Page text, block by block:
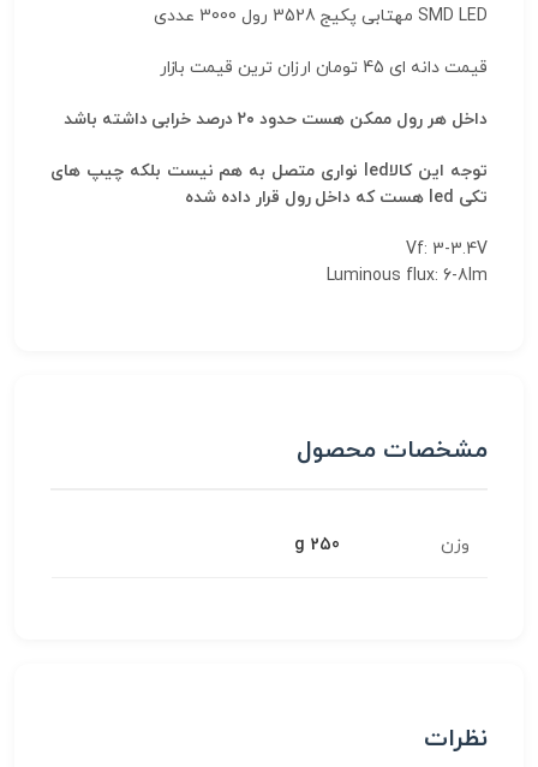
SMD LED مهتابی پکیج 3528 رول 3000 عددی
قیمت دانه ای 45 تومان ارزان ترین قیمت بازار
داخل هر رول ممکن هست حدود ۲۰ درصد خرابی داشته باشد
توجه این کالاled نواری متصل به هم نیست بلکه چیپ های
تکی led هست که داخل رول قرار داده شده
Vf: 3-3.4V
Luminous flux: 6-8lm
مشخصات محصول
وزن 250 g
نظرات